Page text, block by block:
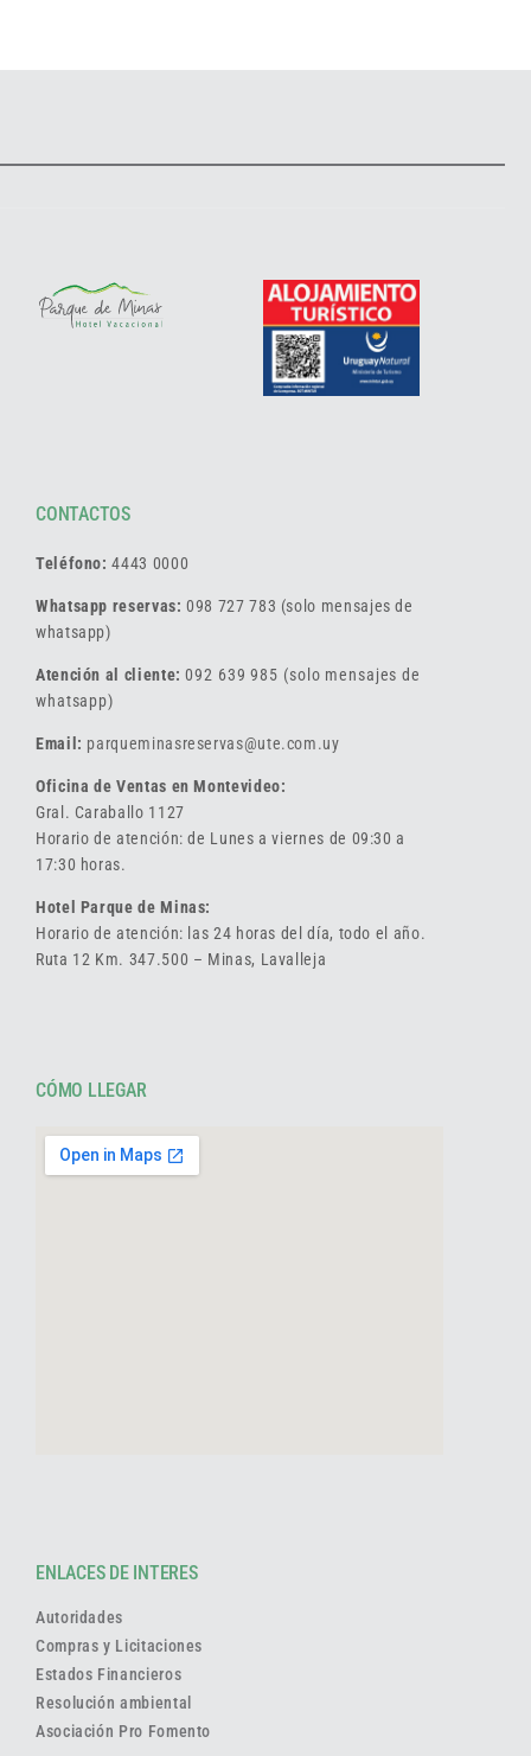
CONTACTOS
Teléfono: 4443 0000
Whatsapp reservas: 098 727 783 (solo mensajes de
whatsapp)
Atención al cliente:092 639 985 (solo mensajes de
whatsapp)
Email: parqueminasreservas@ute.com.uy
Oficina de Ventas en Montevideo:
Gral. Caraballo 1127
Horario de atención: de Lunes a viernes de 09:30 a
17:30 horas.
Hotel Parque de Minas:
Horario de atención: las 24 horas del día, todo el año.
Ruta 12 Km. 347.500 – Minas, Lavalleja
CÓMO LLEGAR
ENLACES DE INTERES
Autoridades
Compras y Licitaciones
Estados Financieros
Resolución ambiental
Asociación Pro Fomento